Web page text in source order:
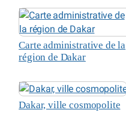
Carte administrative de la
région de Dakar
Dakar, ville cosmopolite